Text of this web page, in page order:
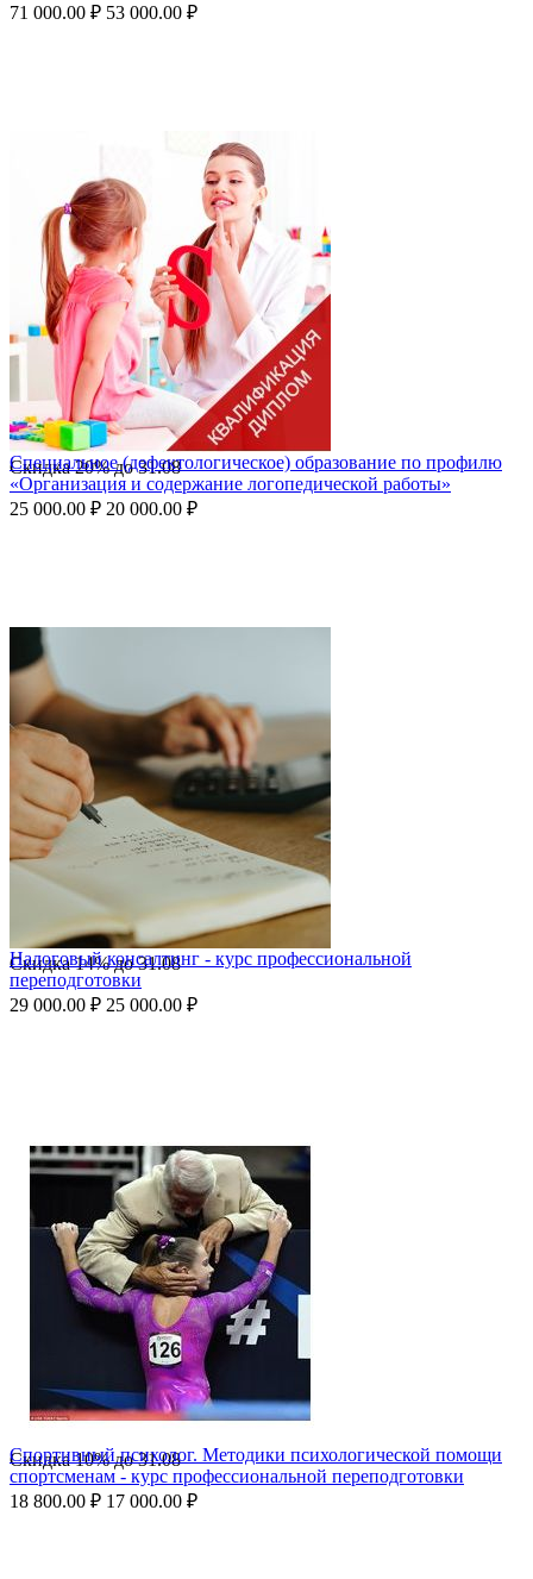
71 000.00 ₽ 53 000.00 ₽
Скидка20%до31.08
Специальное (дефектологическое) образование по профилю
«Организация и содержание логопедической работы»
25 000.00 ₽ 20 000.00 ₽
Скидка14%до31.08
Налоговый консалтинг - курс профессиональной
переподготовки
29 000.00 ₽ 25 000.00 ₽
Скидка10%до31.08
Спортивный психолог. Методики психологической помощи
спортсменам - курс профессиональной переподготовки
18 800.00 ₽ 17 000.00 ₽